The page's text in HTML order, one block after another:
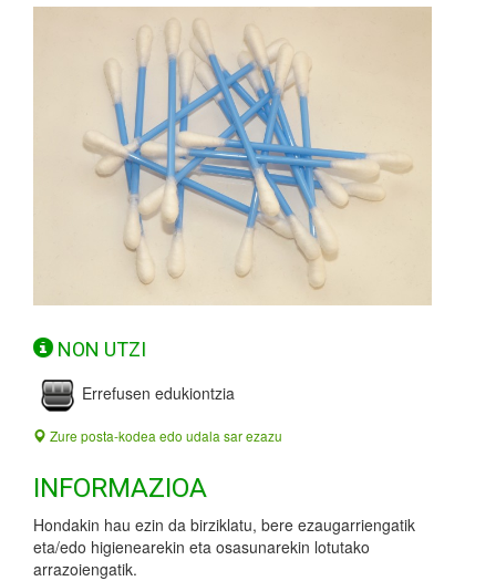
NON UTZI
Errefusen edukiontzia
Zure posta-kodea edo udala sar ezazu
INFORMAZIOA
Hondakin hau ezin da birziklatu, bere ezaugarriengatik
eta/edo higienearekin eta osasunarekin lotutako
arrazoiengatik.